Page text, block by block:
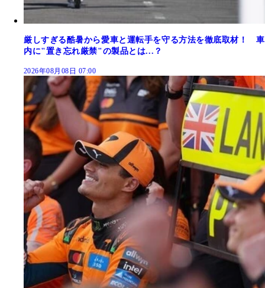
厳しすぎる酷暑から愛車と運転手を守る方法を徹底取材！ 車
内に"置き忘れ厳禁"の製品とは...？
2026年08月08日 07:00